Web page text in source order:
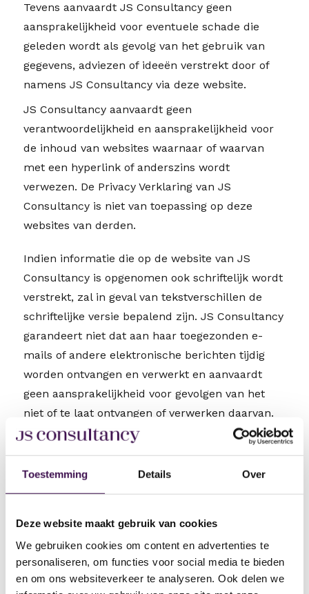
Toestemming Details Over
Deze website maakt gebruik van cookies
We gebruiken cookies om content en advertenties te
personaliseren, om functies voor social media te bieden
en om ons websiteverkeer te analyseren. Ook delen we
Tevens aanvaardt JS Consultancy geen
aansprakelijkheid voor eventuele schade die
geleden wordt als gevolg van het gebruik van
gegevens, adviezen of ideeën verstrekt door of
namens JS Consultancy via deze website.
JS Consultancy aanvaardt geen
verantwoordelijkheid en aansprakelijkheid voor
de inhoud van websites waarnaar of waarvan
met een hyperlink of anderszins wordt
verwezen. De Privacy Verklaring van JS
Consultancy is niet van toepassing op deze
websites van derden.
Indien informatie die op de website van JS
Consultancy is opgenomen ook schriftelijk wordt
verstrekt, zal in geval van tekstverschillen de
schriftelijke versie bepalend zijn. JS Consultancy
garandeert niet dat aan haar toegezonden e-
mails of andere elektronische berichten tijdig
worden ontvangen en verwerkt en aanvaardt
geen aansprakelijkheid voor gevolgen van het
niet of te laat ontvangen of verwerken daarvan.
Intellectuele
eigendommen
De informatie, tekst, afbeeldingen, foto’s en
illustraties op deze Website en de vormgeving